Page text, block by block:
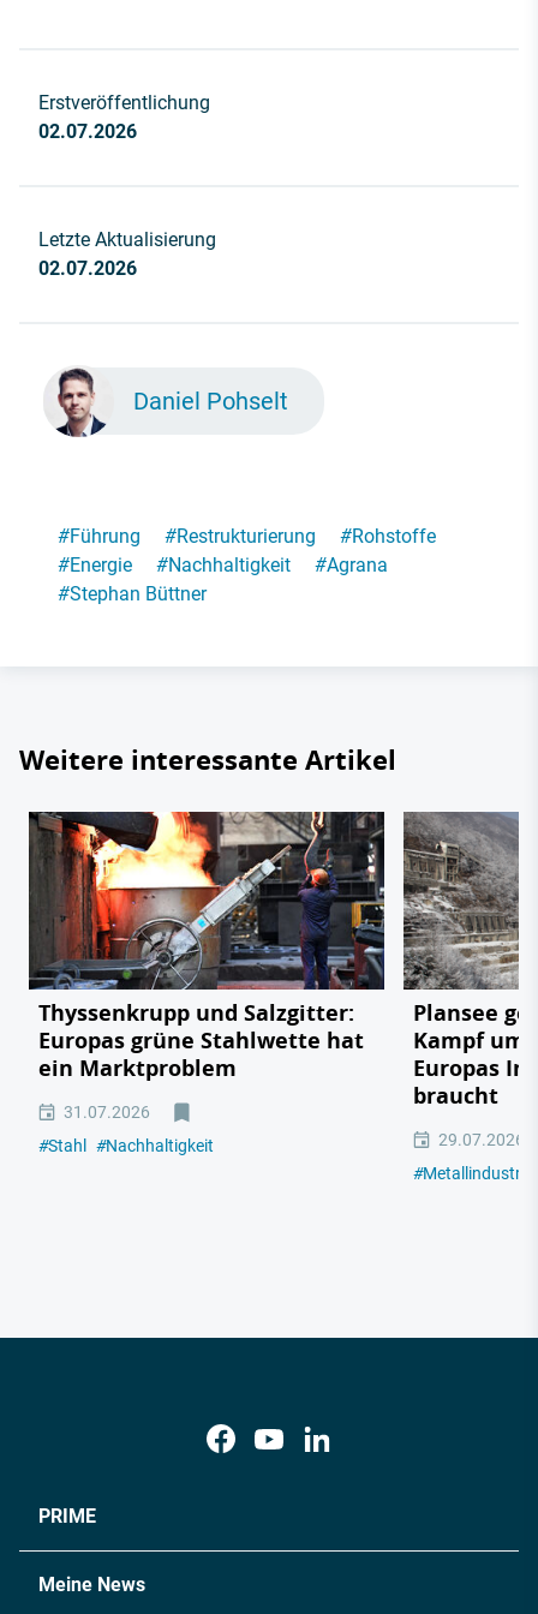
Erstveröffentlichung
02.07.2026
Letzte Aktualisierung
02.07.2026
Daniel Pohselt
#Führung #Restrukturierung #Rohstoffe
#Energie #Nachhaltigkeit #Agrana
#Stephan Büttner
Weitere interessante Artikel
Thyssenkrupp und Salzgitter:
Europas grüne Stahlwette hat
ein Marktproblem
31.07.2026
#Stahl #Nachhaltigkeit
Plansee
Kampf um
Europas
braucht
29.07.2026
#Metallindustrie
PRIME
Meine News